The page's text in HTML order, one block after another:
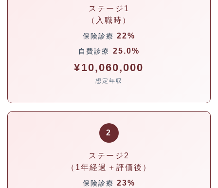
ステージ1
（入職時）
保険診療22%
自費診療 25.0%
¥10,060,000
想定年収
2
ステージ2
（1年経過＋評価後）
保険診療23%